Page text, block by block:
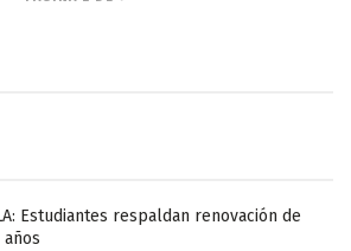
Estudiantes respaldan renovación de